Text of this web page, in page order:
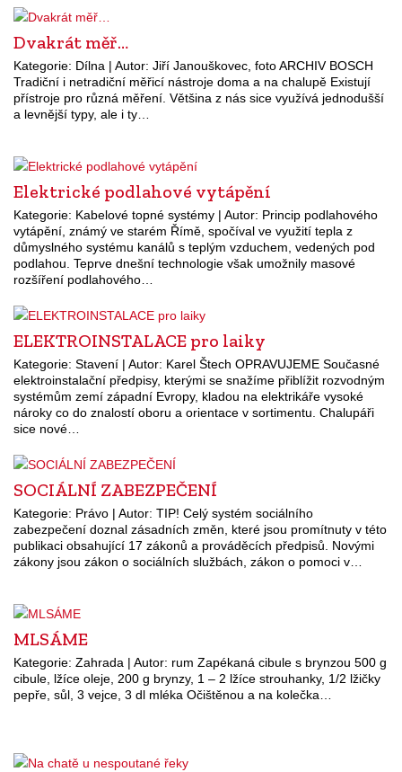
Dvakrát měř…
Kategorie: Dílna | Autor: Jiří Janouškovec, foto ARCHIV BOSCH
Tradiční i netradiční měřicí nástroje doma a na chalupě Existují
přístroje pro různá měření. Většina z nás sice využívá jednodušší
a levnější typy, ale i ty…
Elektrické podlahové vytápění
Kategorie: Kabelové topné systémy | Autor: Princip podlahového
vytápění, známý ve starém Římě, spočíval ve využití tepla z
důmyslného systému kanálů s teplým vzduchem, vedených pod
podlahou. Teprve dnešní technologie však umožnily masové
rozšíření podlahového…
ELEKTROINSTALACE pro laiky
Kategorie: Stavení | Autor: Karel Štech OPRAVUJEME Současné
elektroinstalační předpisy, kterými se snažíme přiblížit rozvodným
systémům zemí západní Evropy, kladou na elektrikáře vysoké
nároky co do znalostí oboru a orientace v sortimentu. Chalupáři
sice nové…
SOCIÁLNÍ ZABEZPEČENÍ
Kategorie: Právo | Autor: TIP! Celý systém sociálního
zabezpečení doznal zásadních změn, které jsou promítnuty v této
publikaci obsahující 17 zákonů a prováděcích předpisů. Novými
zákony jsou zákon o sociálních službách, zákon o pomoci v…
MLSÁME
Kategorie: Zahrada | Autor: rum Zapékaná cibule s brynzou 500 g
cibule, lžíce oleje, 200 g brynzy, 1 – 2 lžíce strouhanky, 1/2 lžičky
pepře, sůl, 3 vejce, 3 dl mléka Očištěnou a na kolečka…